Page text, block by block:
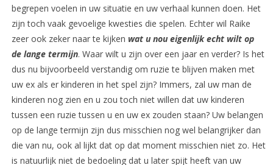
begrepen voelen in uw situatie en uw verhaal kunnen doen. Het
zijn toch vaak gevoelige kwesties die spelen. Echter wil Raike
zeer ook zeker naar te kijken wat u nou eigenlijk echt wilt op
de lange termijn. Waar wilt u zijn over een jaar en verder? Is het
dus nu bijvoorbeeld verstandig om ruzie te blijven maken met
uw ex als er kinderen in het spel zijn? Immers, zal uw man de
kinderen nog zien en u zou toch niet willen dat uw kinderen
tussen een ruzie tussen u en uw ex zouden staan? Uw belangen
op de lange termijn zijn dus misschien nog wel belangrijker dan
die van nu, ook al lijkt dat op dat moment misschien niet zo. Het
is natuurlijk niet de bedoeling dat u later spijt heeft van uw